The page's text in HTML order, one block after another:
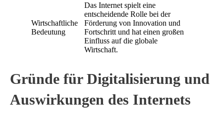
Wirtschaftliche
Bedeutung
Das Internet spielt eine
entscheidende Rolle bei der
Förderung von Innovation und
Fortschritt und hat einen großen
Einfluss auf die globale
Wirtschaft.
Gründe für Digitalisierung und
Auswirkungen des Internets